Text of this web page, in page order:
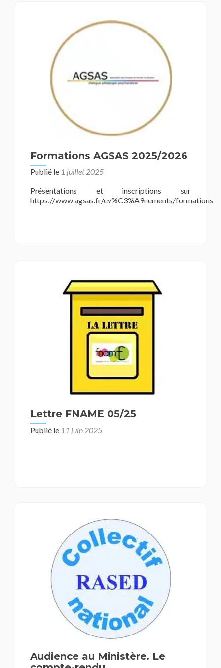
Formations AGSAS 2025/2026
Publié le 1 juillet 2025
Présentations et inscriptions sur
https://www.agsas.fr/ev%C3%A9nements/formations
Lettre FNAME 05/25
Publié le 11 juin 2025
Audience au Ministère. Le